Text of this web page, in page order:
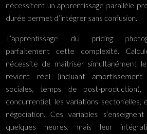
nécessitent un apprentissage parallèle
durée permet d’intégrer sans confusion.
L’apprentissage du pricing
parfaitement cette complexité.
nécessite de maîtriser simultanément
revient réel (incluant amortissement
sociales, temps de post-production),
concurrentiel, les variations sectorielles,
négociation. Ces variables
quelques heures, mais leur